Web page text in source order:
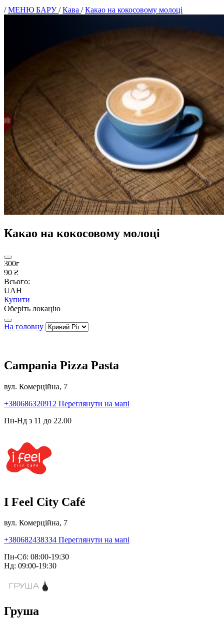
/МЕНЮ БАРУ/Кава /Какао на кокосовому молоці
Какао на кокосовому молоці
300г
90 ₴
Всього:
UAH
Купити
Оберіть локацію
На головну
Campania Pizza Pasta
вул. Комерційна, 7
+380686320912 Переглянути на мапі
Пн-Нд з 11 до 22.00
I Feel City Café
вул. Комерційна, 7
+380682438334 Переглянути на мапі
Пн-Сб: 08:00-19:30
Нд: 09:00-19:30
Груша